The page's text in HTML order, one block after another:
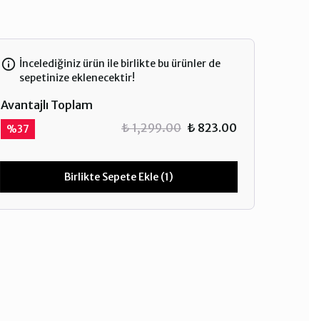
İncelediğiniz ürün ile birlikte bu ürünler de
sepetinize eklenecektir!
Avantajlı Toplam
%37 ₺ 1,299.00 ₺ 823.00
Birlikte Sepete Ekle (1)